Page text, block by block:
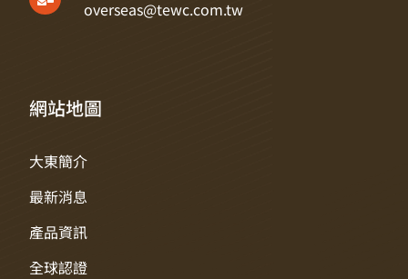
overseas@tewc.com.tw
網站地圖
大東簡介
最新消息
產品資訊
全球認證